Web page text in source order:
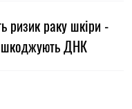
ризик раку шкіри -
ДНК